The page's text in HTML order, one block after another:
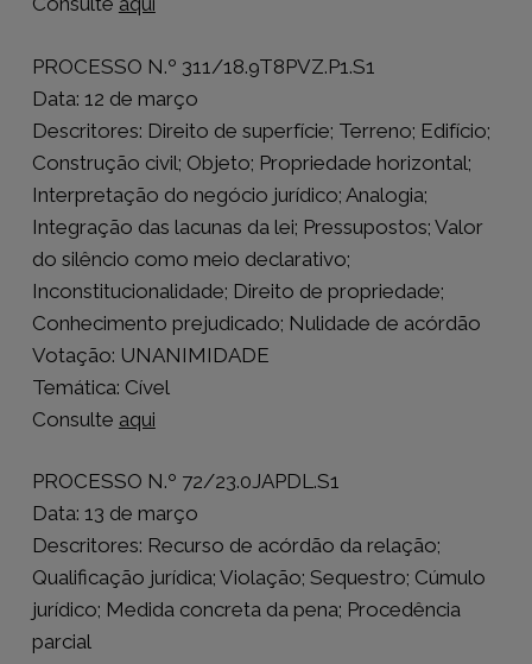
PROCESSO N.º 311/18.9T8PVZ.P1.S1
Data: 12 de março
Descritores: Direito de superfície; Terreno; Edifício;
Construção civil; Objeto; Propriedade horizontal;
Interpretação do negócio jurídico; Analogia;
Integração das lacunas da lei; Pressupostos; Valor
do silêncio como meio declarativo;
Inconstitucionalidade; Direito de propriedade;
Conhecimento prejudicado; Nulidade de acórdão
Votação: UNANIMIDADE
Temática: Cível
Consulte aqui
PROCESSO N.º 72/23.0JAPDL.S1
Data: 13 de março
Descritores: Recurso de acórdão da relação;
Qualificação jurídica; Violação; Sequestro; Cúmulo
jurídico; Medida concreta da pena; Procedência
parcial